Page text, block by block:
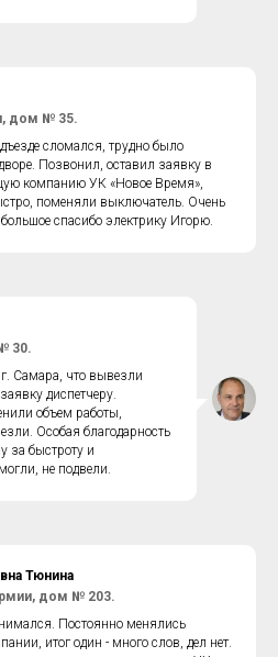
дом № 35.
сломался, трудно было
Позвонил, оставил заявку в
компанию УК «Новое Время»,
поменяли выключатель. Очень
спасибо электрику Игорю.
30.
Самара, что вывезли
диспетчеру.
объем работы,
Особая благодарность
за быстроту и
не подвели.
Тюнина
дом № 203.
Постоянно менялись
итог один - много слов, дел нет.